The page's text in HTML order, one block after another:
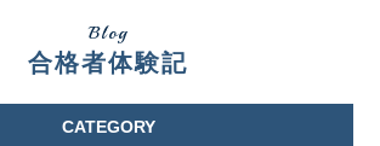
Blog
合格者体験記
CATEGORY